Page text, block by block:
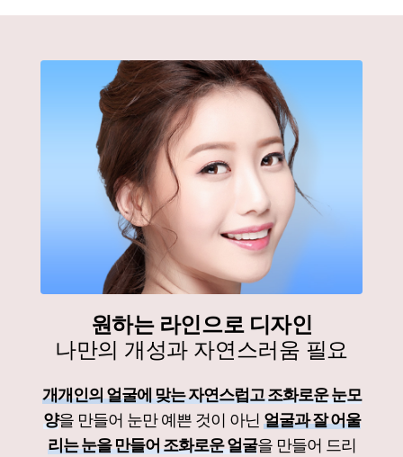
원하는 라인으로 디자인
나만의 개성과 자연스러움 필요
개개인의 얼굴에 맞는 자연스럽고 조화로운 눈모
양을 만들어 눈만 예쁜 것이 아닌 얼굴과 잘 어울
리는 눈을 만들어 조화로운 얼굴을 만들어 드리